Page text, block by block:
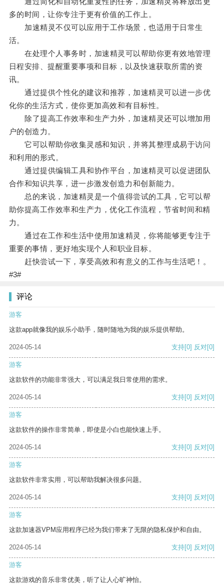
多的时间，让你专注于更有价值的工作上。
加速精灵不仅可以应用于工作场景，也适用于日常生
活。
在处理个人事务时，加速精灵可以帮助你更有效地管理
日程安排、提醒重要事项和目标，以及快速获取所需的资
讯。
通过提供个性化的建议和推荐，加速精灵可以进一步优
化你的生活方式，使你更加高效和有目标性。
除了提高工作效率和生产力外，加速精灵还可以增加用
户的创造力。
它可以帮助你收集灵感和知识，并将其整理成易于访问
和利用的形式。
通过提供编辑工具和协作平台，加速精灵可以促进团队
合作和知识共享，进一步激发创造力和创新能力。
总的来说，加速精灵是一个值得尝试的工具，它可以帮
助你提高工作效率和生产力，优化工作流程，节省时间和精
力。
通过在工作和生活中使用加速精灵，你将能够更专注于
重要的事情，更好地实现个人和职业目标。
赶快尝试一下，享受高效和有意义的工作与生活吧！。
#3#
评论
游客
这款app就像我的娱乐小助手，随时随地为我的娱乐提供帮助。
2024-05-14 支持[0] 反对[0]
游客
这款软件的功能非常强大，可以满足我日常使用的需求。
2024-05-14 支持[0] 反对[0]
游客
这款软件的操作非常简单，即使是小白也能快速上手。
2024-05-14 支持[0] 反对[0]
游客
这款软件非常实用，可以帮助我解决很多问题。
2024-05-14 支持[0] 反对[0]
游客
这款加速器VPM应用程序已经为我们带来了无限的隐私保护和自由。
2024-05-14 支持[0] 反对[0]
游客
这款游戏的音乐非常优美，听了让人心旷神怡。